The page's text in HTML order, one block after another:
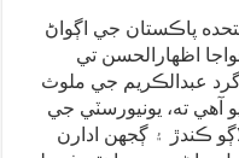
پاڪستان جي اڳواڻ
اظهارالحسن تي
عبدالڪريم جي ملوث
آهي ته، يونيورسٽي جي
ڪندڙ ۽ ڳجهن ادارن